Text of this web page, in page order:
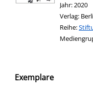
Jahr:2020
Verlag:
Reihe:
Exemplare